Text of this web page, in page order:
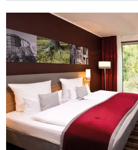
Doppelzimmer zur Einzelnutzung
1 Erwachsenen und 1 Kind